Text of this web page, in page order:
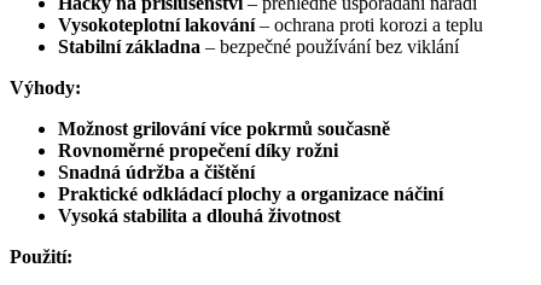
Vysokoteplotní lakování– ochrana proti korozi a teplu
Stabilní základna – bezpečné používání bez viklání
Výhody:
Možnost grilování více pokrmů současně
Rovnoměrné propečení díky rožni
Snadná údržba a čištění
Praktické odkládací plochy a organizace náčiní
Vysoká stabilita a dlouhá životnost
Použití: